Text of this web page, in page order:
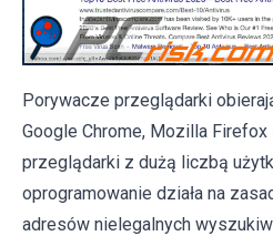
Porywacze przeglądarki
Google Chrome, Mozilla Firefox
przeglądarki z dużą liczbą
oprogramowanie działa na
adresów nielegalnych